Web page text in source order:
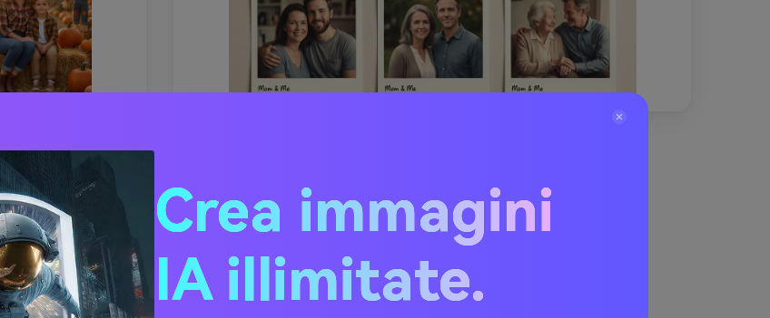
Crea La Mia Griglia Gemelli Madre E Figlio
Crea immagini
IA illimitate.